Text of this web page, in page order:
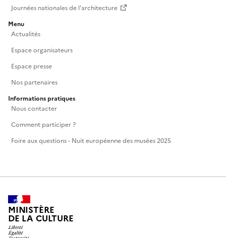
Journées nationales de l'architecture
Menu
Actualités
Espace organisateurs
Espace presse
Nos partenaires
Informations pratiques
Nous contacter
Comment participer ?
Foire aux questions - Nuit européenne des musées 2025
MINISTÈRE
DE LA CULTURE